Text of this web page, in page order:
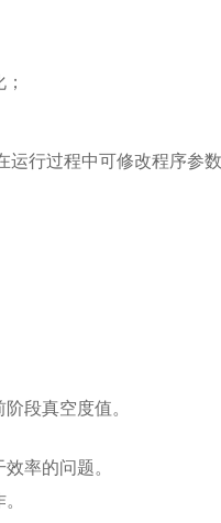
行过程中可修改程序参
段真空度值。
率的问题。